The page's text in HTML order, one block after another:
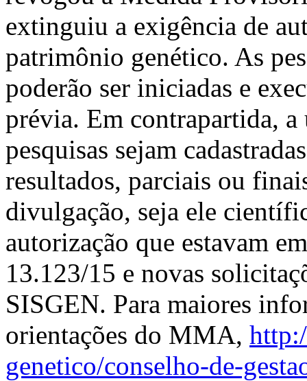
extinguiu a exigência de
patrimônio genético. As
poderão ser iniciadas e
prévia. Em contrapartida, a
pesquisas sejam
resultados, parciais ou
divulgação, seja ele
autorização que estavam
13.123/15 e novas
SISGEN. Para maiores
orientações do MMA,
genetico/conselho-de-